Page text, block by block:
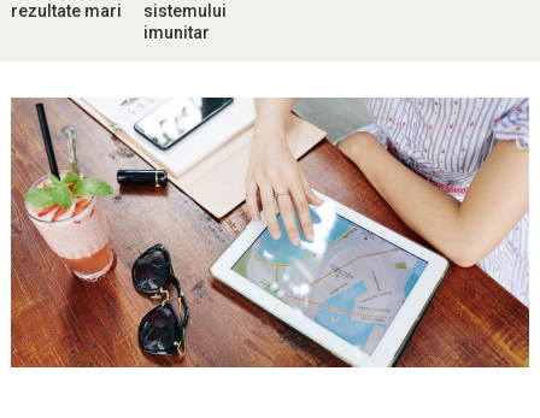
rezultate mari
sistemului
imunitar